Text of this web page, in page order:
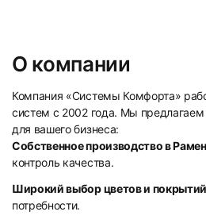
О компании
Компания «Системы Комфорта»
систем с 2002 года. Мы
для вашего бизнеса:
Собственное производство в
контроль качества.
Широкий выбор цветов и покрытий
потребности.